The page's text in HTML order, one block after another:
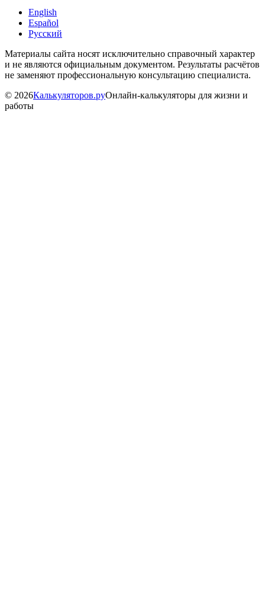
English
Español
Русский
Материалы сайта носят исключительно справочный характер
и не являются официальным документом. Результаты расчётов
не заменяют профессиональную консультацию специалиста.
© 2026Калькуляторов.руОнлайн-калькуляторы для жизни и
работы